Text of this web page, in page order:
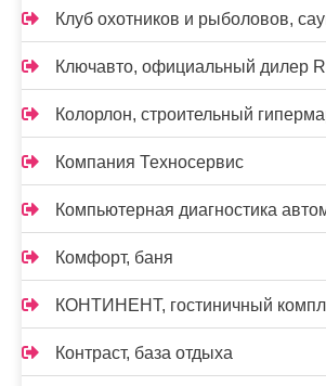
Клуб охотников и рыболовов,
Ключавто, официальный дилер
Колорлон, строительный
Компания Техносервис
Компьютерная диагностика
Комфорт, баня
КОНТИНЕНТ, гостиничный
Контраст, база отдыха